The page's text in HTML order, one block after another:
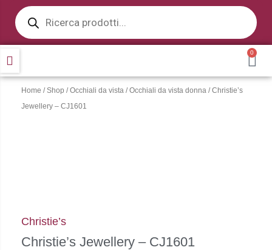
contenuto
Products
search
0
Home /Shop /Occhiali da vista /Occhiali da vista donna / Christie’s
Jewellery – CJ1601
Christie’s
Christie’s Jewellery – CJ1601